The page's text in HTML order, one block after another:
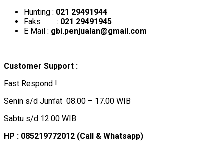
Hunting : 021 29491944
Faks : 021 29491945
E Mail : gbi.penjualan@gmail.com
Customer Support :
Fast Respond !
Senin s/d Jum’at 08.00 – 17.00 WIB
Sabtu s/d 12.00 WIB
HP : 085219772012 (Call & Whatsapp)